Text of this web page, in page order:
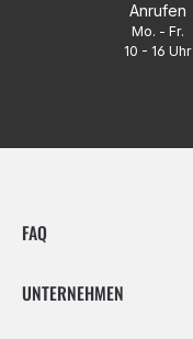
Anrufen
Mo. - Fr.
10 - 16 Uhr
FAQ
UNTERNEHMEN